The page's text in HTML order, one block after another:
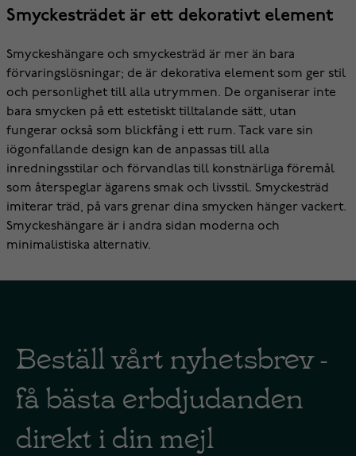
Smyckesträdet är ett dekorativt element
Smyckeshängare och smyckesträd är mer än bara
förvaringslösningar; de är dekorativa element som ger stil
och personlighet till alla utrymmen. De organiserar inte
bara smycken på ett estetiskt tilltalande sätt, utan
fungerar också som blickfång i ett rum. Tack vare sin
iögonfallande design kan de anpassas till alla
inredningsstilar och förvandlas till konstnärliga föremål
som återspeglar ägarens smak och livsstil. Smyckesträd
imiterar träd, på vars grenar dina smycken hänger vackert.
Smyckeshängare är i andra sidan moderna och
minimalistiska alternativ.
Beställ vårt nyhetsbrev -
få bästa erbdjudanden
direkt i din mejl